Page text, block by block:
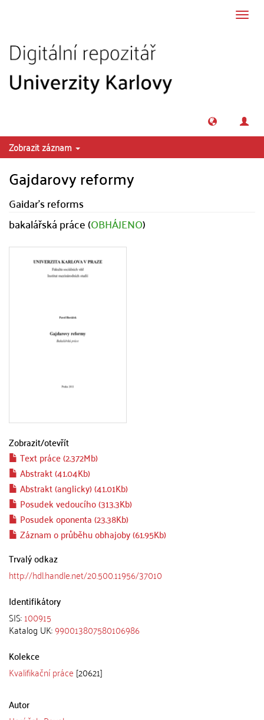
Zobrazit záznam
Gajdarovy reformy
Gaidar's reforms
bakalářská práce (OBHÁJENO)
Zobrazit/otevřít
Text práce (2.372Mb)
Abstrakt (41.04Kb)
Abstrakt (anglicky) (41.01Kb)
Posudek vedoucího (313.3Kb)
Posudek oponenta (23.38Kb)
Záznam o průběhu obhajoby (61.95Kb)
Trvalý odkaz
http://hdl.handle.net/20.500.11956/37010
Identifikátory
SIS:100915
Katalog UK:990013807580106986
Kolekce
Kvalifikační práce [20621]
Autor